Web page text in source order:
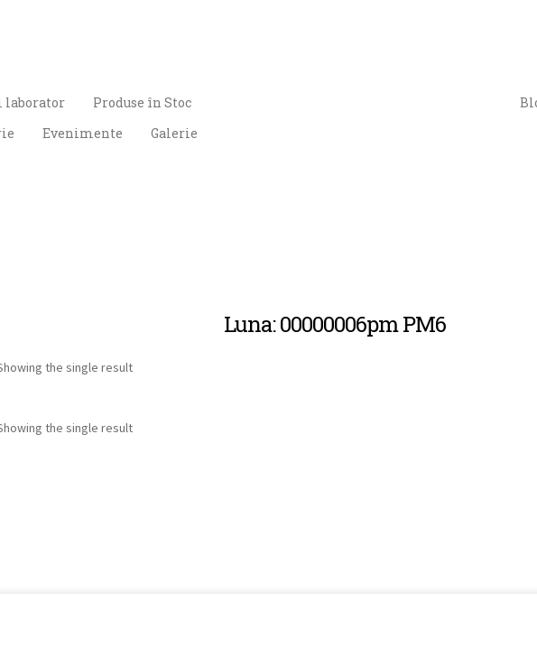
laborator
Produse în Stoc
Evenimente Galerie
Luna: 00000006pm PM6
the single result
the single result